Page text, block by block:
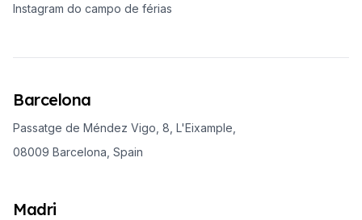
Instagram do campo de férias
Barcelona
Passatge de Méndez Vigo, 8, L'Eixample,
08009 Barcelona, Spain
Madri